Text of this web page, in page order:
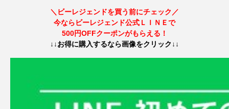
プロテイン無料配布イベント開催！
＼ビーレジェンドを買う前にチェック／
今ならビーレジェンド公式ＬＩＮＥで
500円OFFクーポンがもらえる！
↓↓お得に購入するなら画像をクリック↓↓